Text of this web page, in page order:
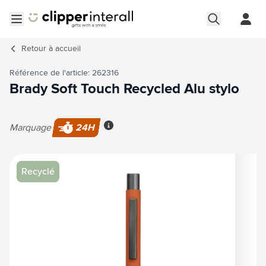
Retour à accueil
Recyclé
Image principale
Cliquez pour voir l'image en plein écran
Référence de l'article: 262316
Brady Soft Touch Recycled Alu stylo
Marquage
24H